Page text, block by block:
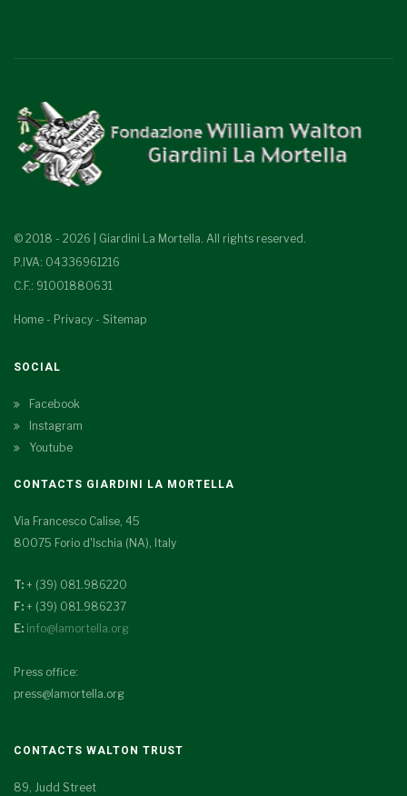
© 2018 - 2026 | Giardini La Mortella. All rights reserved.
P.IVA: 04336961216
C.F.: 91001880631
Home - Privacy - Sitemap
SOCIAL
Facebook
Instagram
Youtube
CONTACTS GIARDINI LA MORTELLA
Via Francesco Calise, 45
80075 Forio d'Ischia (NA), Italy
T: + (39) 081.986220
F: + (39) 081.986237
E: info@lamortella.org
Press office:
press@lamortella.org
CONTACTS WALTON TRUST
89, Judd Street